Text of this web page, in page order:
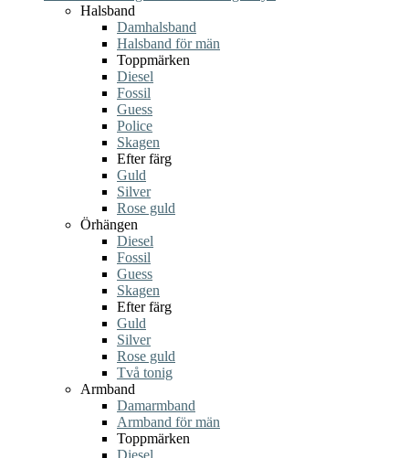
Halsband
Damhalsband
Halsband för män
Toppmärken
Diesel
Fossil
Guess
Police
Skagen
Efter färg
Guld
Silver
Rose guld
Örhängen
Diesel
Fossil
Guess
Skagen
Efter färg
Guld
Silver
Rose guld
Två tonig
Armband
Damarmband
Armband för män
Toppmärken
Diesel